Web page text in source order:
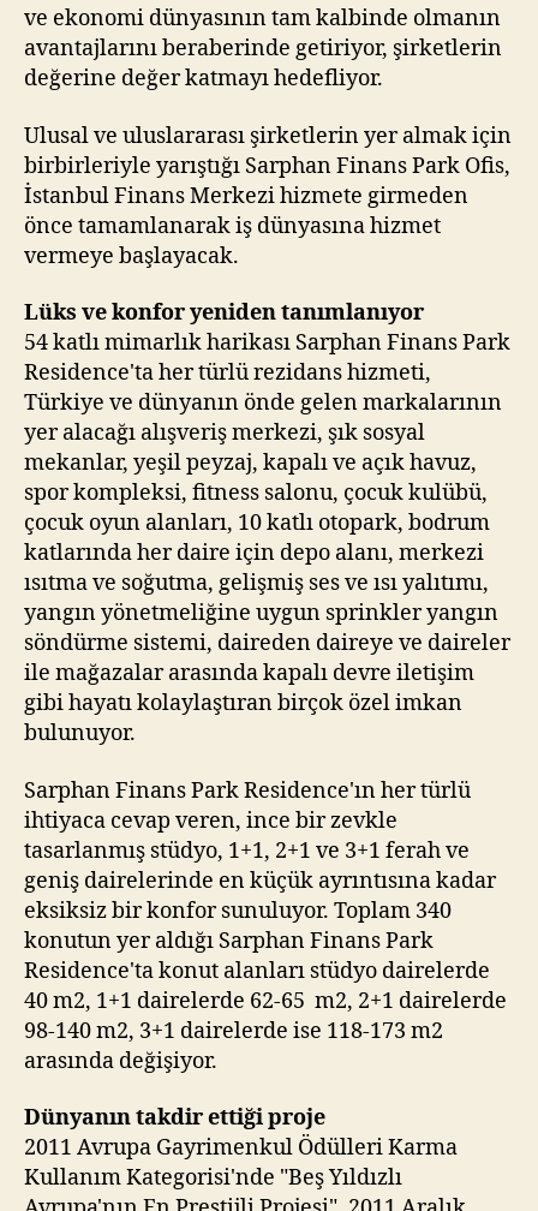
ve ekonomi dünyasının tam kalbinde olmanın
avantajlarını beraberinde getiriyor, şirketlerin
değerine değer katmayı hedefliyor.
Ulusal ve uluslararası şirketlerin yer almak için
birbirleriyle yarıştığı Sarphan Finans Park Ofis,
İstanbul Finans Merkezi hizmete girmeden
önce tamamlanarak iş dünyasına hizmet
vermeye başlayacak.
Lüks ve konfor yeniden tanımlanıyor
54 katlı mimarlık harikası Sarphan Finans Park
Residence'ta her türlü rezidans hizmeti,
Türkiye ve dünyanın önde gelen markalarının
yer alacağı alışveriş merkezi, şık sosyal
mekanlar, yeşil peyzaj, kapalı ve açık havuz,
spor kompleksi, fitness salonu, çocuk kulübü,
çocuk oyun alanları, 10 katlı otopark, bodrum
katlarında her daire için depo alanı, merkezi
ısıtma ve soğutma, gelişmiş ses ve ısı yalıtımı,
yangın yönetmeliğine uygun sprinkler yangın
söndürme sistemi, daireden daireye ve daireler
ile mağazalar arasında kapalı devre iletişim
gibi hayatı kolaylaştıran birçok özel imkan
bulunuyor.
Sarphan Finans Park Residence'ın her türlü
ihtiyaca cevap veren, ince bir zevkle
tasarlanmış stüdyo, 1+1, 2+1 ve 3+1 ferah ve
geniş dairelerinde en küçük ayrıntısına kadar
eksiksiz bir konfor sunuluyor. Toplam 340
konutun yer aldığı Sarphan Finans Park
Residence'ta konut alanları stüdyo dairelerde
40 m2, 1+1 dairelerde 62-65 m2, 2+1 dairelerde
98-140 m2, 3+1 dairelerde ise 118-173 m2
arasında değişiyor.
Dünyanın takdir ettiği proje
2011 Avrupa Gayrimenkul Ödülleri Karma
Kullanım Kategorisi'nde "Beş Yıldızlı